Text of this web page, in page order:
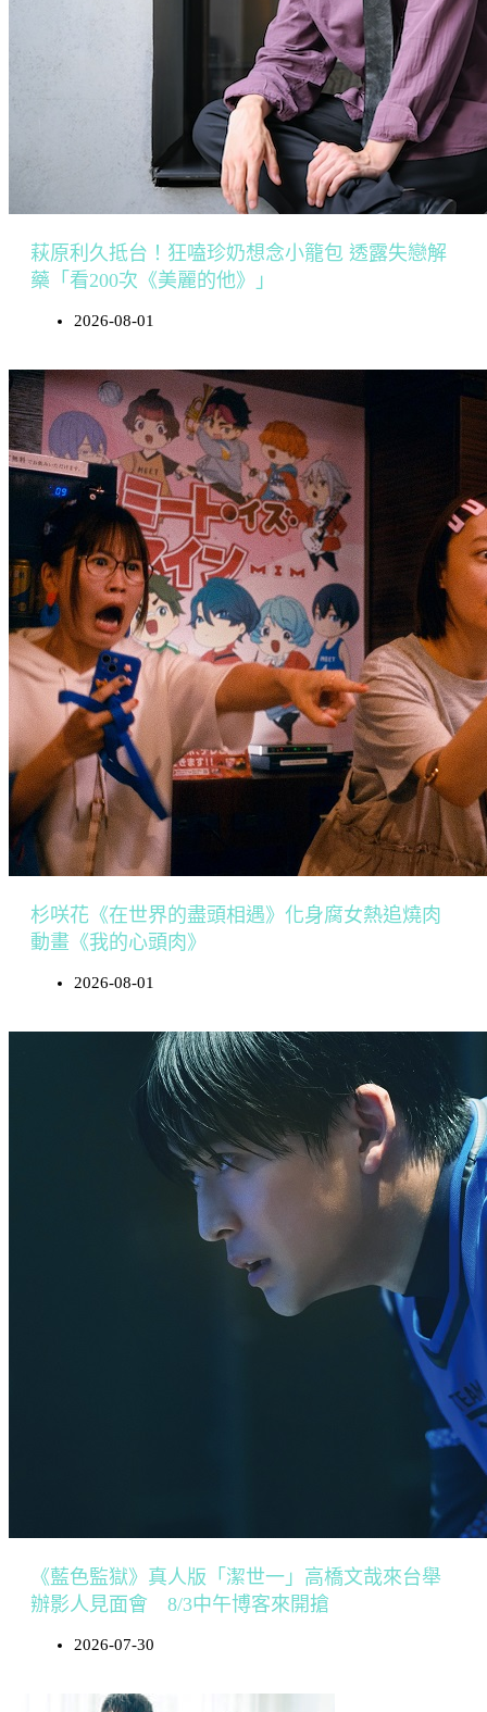
萩原利久抵台！狂嗑珍奶想念小籠包 透露失戀解
藥「看200次《美麗的他》」
2026-08-01
杉咲花《在世界的盡頭相遇》化身腐女熱追燒肉
動畫《我的心頭肉》
2026-08-01
《藍色監獄》真人版「潔世一」高橋文哉來台舉
辦影人見面會 8/3中午博客來開搶
2026-07-30